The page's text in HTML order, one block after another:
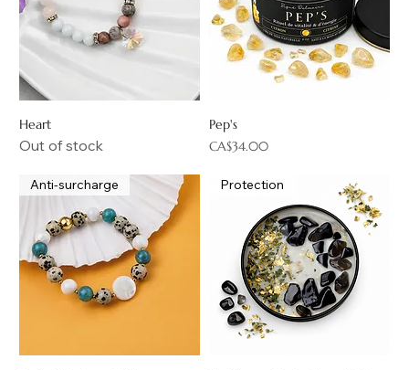
Heart
Out of stock
Pep's
Price
CA$34.00
Anti-surcharge Protection